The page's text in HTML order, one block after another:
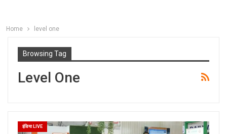
Home level one
Browsing Tag
Level One
इंडिया LIVE